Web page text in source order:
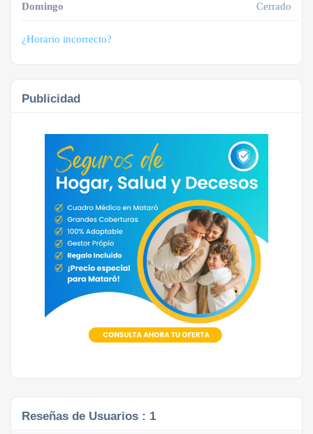
Domingo Cerrado
¿Horario incorrecto?
Publicidad
Reseñas de Usuarios : 1